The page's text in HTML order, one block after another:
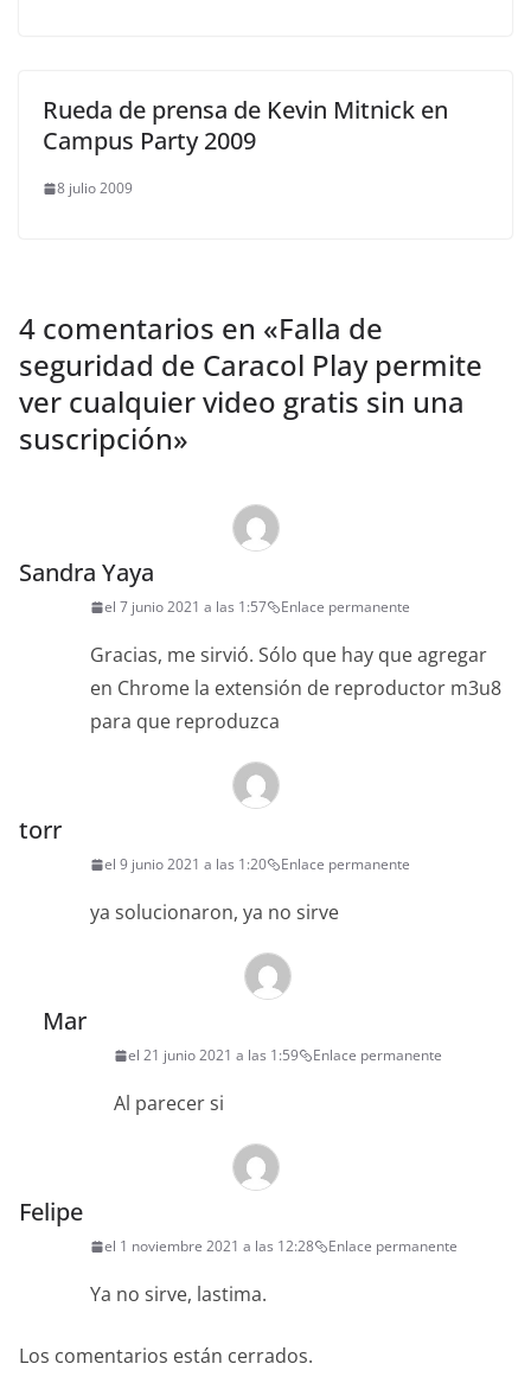
Rueda de prensa de Kevin Mitnick en
Campus Party 2009
8 julio 2009
4 comentarios en «Falla de
seguridad de Caracol Play permite
ver cualquier video gratis sin una
suscripción»
Sandra Yaya
el 7 junio 2021 a las 1:57 Enlace permanente
Gracias, me sirvió. Sólo que hay que agregar
en Chrome la extensión de reproductor m3u8
para que reproduzca
torr
el 9 junio 2021 a las 1:20 Enlace permanente
ya solucionaron, ya no sirve
Mar
el 21 junio 2021 a las 1:59 Enlace permanente
Al parecer si
Felipe
el 1 noviembre 2021 a las 12:28 Enlace permanente
Ya no sirve, lastima.
Los comentarios están cerrados.